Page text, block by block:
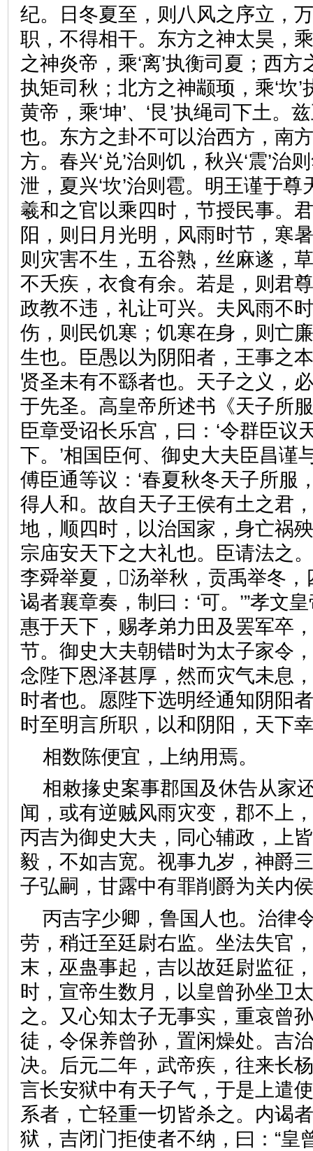
纪。日冬夏至，则八风之序立，
职，不得相干。东方之神太昊，
之神炎帝，乘‘离’执衡司夏；西方
执矩司秋；北方之神颛顼，乘‘坎
黄帝，乘‘坤’、‘艮’执绳司下土。
也。东方之卦不可以治西方，南
方。春兴‘兑’治则饥，秋兴‘震’治
泄，夏兴‘坎’治则雹。明王谨于
羲和之官以乘四时，节授民事。
阳，则日月光明，风雨时节，寒
则灾害不生，五谷熟，丝麻遂，
不夭疾，衣食有余。若是，则君
政教不违，礼让可兴。夫风雨不
伤，则民饥寒；饥寒在身，则亡
生也。臣愚以为阴阳者，王事之
贤圣未有不繇者也。天子之义，
于先圣。高皇帝所述书《天子所
臣章受诏长乐宫，曰：‘令群臣议
下。’相国臣何、御史大夫臣昌谨
傅臣通等议：‘春夏秋冬天子所服
得人和。故自天子王侯有土之君
地，顺四时，以治国家，身亡祸
宗庙安天下之大礼也。臣请法之
李舜举夏，汤举秋，贡禹举冬，
谒者襄章奏，制曰：‘可。’”孝文
惠于天下，赐孝弟力田及罢军卒
节。御史大夫朝错时为太子家令
念陛下恩泽甚厚，然而灾气未息
时者也。愿陛下选明经通知阴阳
时至明言所职，以和阴阳，
相数陈便宜，上纳用焉。
相敕掾史案事郡国及休告从家
闻，或有逆贼风雨灾变，郡不上
丙吉为御史大夫，同心辅政，上
毅，不如吉宽。视事九岁，神爵
子弘嗣，甘露中有罪削爵为
丙吉字少卿，鲁国人也。治律
劳，稍迁至廷尉右监。坐法失官
末，巫蛊事起，吉以故廷尉监征
时，宣帝生数月，以皇曾孙坐卫
之。又心知太子无事实，重哀曾
徒，令保养曾孙，置闲燥处。吉
决。后元二年，武帝疾，往来长
言长安狱中有天子气，于是上遣
系者，亡轻重一切皆杀之。内谒
狱，吉闭门拒使者不纳，曰：“皇